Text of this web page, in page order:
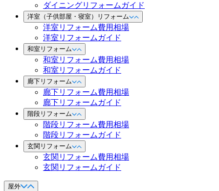
ダイニングリフォームガイド
洋室（子供部屋・寝室）リフォーム
洋室リフォーム費用相場
洋室リフォームガイド
和室リフォーム
和室リフォーム費用相場
和室リフォームガイド
廊下リフォーム
廊下リフォーム費用相場
廊下リフォームガイド
階段リフォーム
階段リフォーム費用相場
階段リフォームガイド
玄関リフォーム
玄関リフォーム費用相場
玄関リフォームガイド
屋外